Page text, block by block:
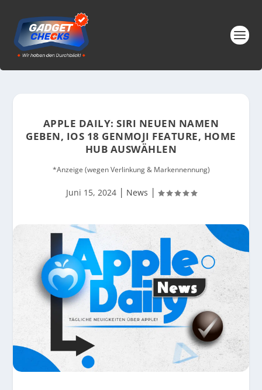
APPLE DAILY: SIRI NEUEN NAMEN
GEBEN, IOS 18 GENMOJI FEATURE, HOME
HUB AUSWÄHLEN
*Anzeige (wegen Verlinkung & Markennennung)
Juni 15, 2024| News |